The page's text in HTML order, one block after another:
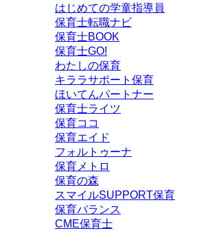
はじめての学童指導員
保育士転職ナビ
保育士BOOK
保育士GO!
わたしの保育
キララサポート保育
ほいてんパートナー
保育士ライツ
保育ココ
保育エイド
フォルトゥーナ
保育メトロ
保育の森
スマイルSUPPORT保育
保育バランス
CME保育士